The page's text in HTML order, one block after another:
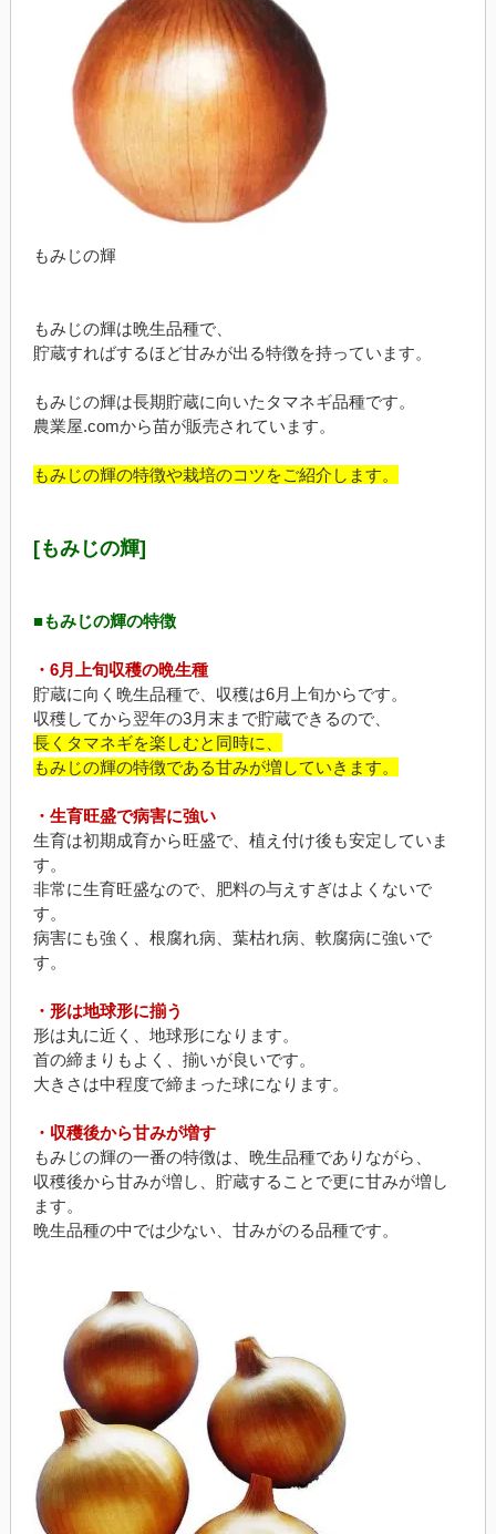
もみじの輝
もみじの輝は晩生品種で、
貯蔵すればするほど甘みが出る特徴を持っています。
もみじの輝は長期貯蔵に向いたタマネギ品種です。
農業屋.comから苗が販売されています。
もみじの輝の特徴や栽培のコツをご紹介します。
[もみじの輝]
■もみじの輝の特徴
・6月上旬収穫の晩生種
貯蔵に向く晩生品種で、収穫は6月上旬からです。
収穫してから翌年の3月末まで貯蔵できるので、
長くタマネギを楽しむと同時に、
もみじの輝の特徴である甘みが増していきます。
・生育旺盛で病害に強い
生育は初期成育から旺盛で、植え付け後も安定していま
す。
非常に生育旺盛なので、肥料の与えすぎはよくないで
す。
病害にも強く、根腐れ病、葉枯れ病、軟腐病に強いで
す。
・形は地球形に揃う
形は丸に近く、地球形になります。
首の締まりもよく、揃いが良いです。
大きさは中程度で締まった球になります。
・収穫後から甘みが増す
もみじの輝の一番の特徴は、晩生品種でありながら、
収穫後から甘みが増し、貯蔵することで更に甘みが増し
ます。
晩生品種の中では少ない、甘みがのる品種です。